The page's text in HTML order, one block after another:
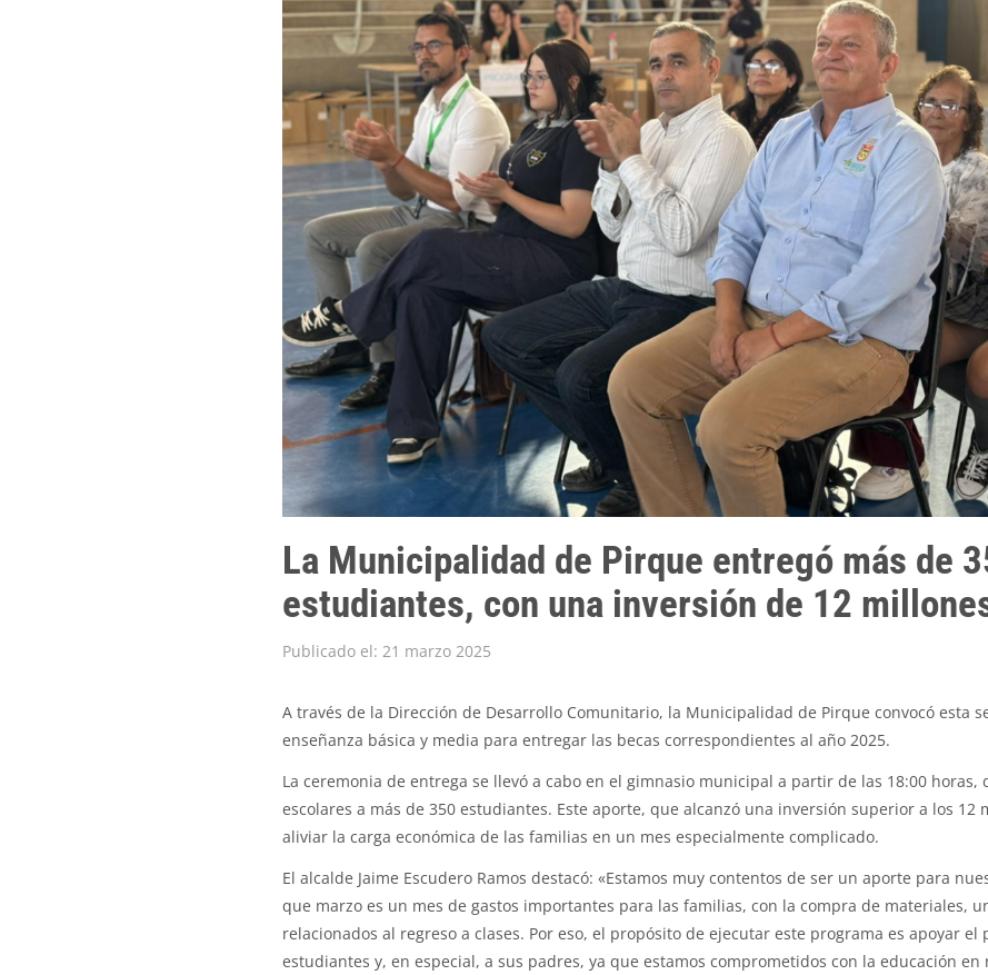
La Municipalidad de Pirque entregó más de
estudiantes, con una inversión de 12
Publicado el: 21 marzo 2025
A través de la Dirección de Desarrollo Comunitario, la Municipalidad de Pirque convocó esta
enseñanza básica y media para entregar las becas correspondientes al año 2025.
La ceremonia de entrega se llevó a cabo en el gimnasio municipal a partir de las 18:00
escolares a más de 350 estudiantes. Este aporte, que alcanzó una inversión superior a los 12
aliviar la carga económica de las familias en un mes especialmente complicado.
El alcalde Jaime Escudero Ramos destacó: «Estamos muy contentos de ser un aporte para
que marzo es un mes de gastos importantes para las familias, con la compra de materiales,
relacionados al regreso a clases. Por eso, el propósito de ejecutar este programa es apoyar el
estudiantes y, en especial, a sus padres, ya que estamos comprometidos con la educación